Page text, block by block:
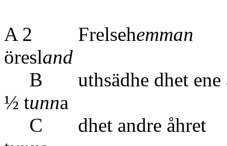
A 2 Frelsehemman
öresland
B uthsädhe
½ tunna
C dhet